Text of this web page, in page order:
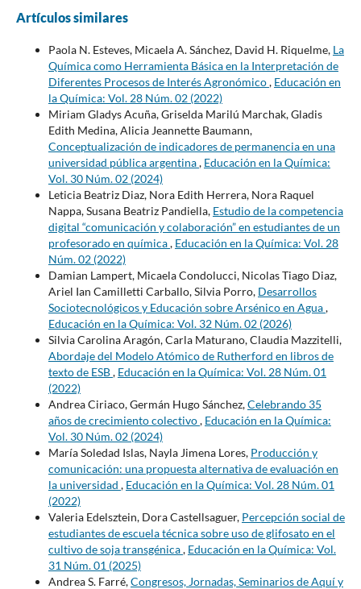
Artículos similares
Paola N. Esteves, Micaela A. Sánchez, David H. Riquelme, La
Química como Herramienta Básica en la Interpretación de
Diferentes Procesos de Interés Agronómico, Educación en
la Química: Vol. 28 Núm. 02 (2022)
Miriam Gladys Acuña, Griselda Marilú Marchak, Gladis
Edith Medina, Alicia Jeannette Baumann,
Conceptualización de indicadores de permanencia en una
universidad pública argentina, Educación en la Química:
Vol. 30 Núm. 02 (2024)
Leticia Beatriz Diaz, Nora Edith Herrera, Nora Raquel
Nappa, Susana Beatriz Pandiella, Estudio de la competencia
digital “comunicación y colaboración” en estudiantes de un
profesorado en química, Educación en la Química: Vol. 28
Núm. 02 (2022)
Damian Lampert, Micaela Condolucci, Nicolas Tiago Diaz,
Ariel Ian Camilletti Carballo, Silvia Porro, Desarrollos
Sociotecnológicos y Educación sobre Arsénico en Agua,
Educación en la Química: Vol. 32 Núm. 02 (2026)
Silvia Carolina Aragón, Carla Maturano, Claudia Mazzitelli,
Abordaje del Modelo Atómico de Rutherford en libros de
texto de ESB, Educación en la Química: Vol. 28 Núm. 01
(2022)
Andrea Ciriaco, Germán Hugo Sánchez,Celebrando 35
años de crecimiento colectivo, Educación en la Química:
Vol. 30 Núm. 02 (2024)
María Soledad Islas, Nayla Jimena Lores, Producción y
comunicación: una propuesta alternativa de evaluación en
la universidad , Educación en la Química: Vol. 28 Núm. 01
(2022)
Valeria Edelsztein, Dora Castellsaguer, Percepción social de
estudiantes de escuela técnica sobre uso de glifosato en el
cultivo de soja transgénica, Educación en la Química: Vol.
31 Núm. 01 (2025)
Andrea S. Farré,Congresos, Jornadas, Seminarios de Aquí y